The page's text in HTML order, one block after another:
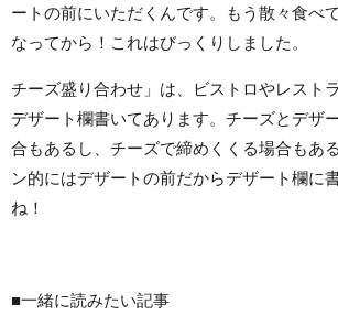
ートの前にいただくんです。もう散々食べ
なってから！これはびっくりしました。
チーズ盛り合わせ」は、ビストロやレスト
デザート欄書いてあります。チーズとデザ
合もあるし、チーズで締めくくる場合もあ
ン的にはデザートの前だからデザート欄に
ね！
■一緒に読みたい記事